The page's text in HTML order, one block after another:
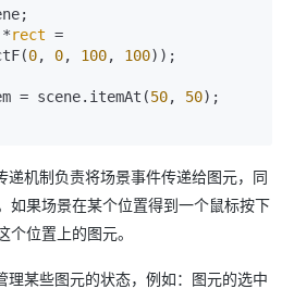
*rect =
0, 0, 100, 100));
= scene.itemAt(50, 50
机制负责将场景事件传递给图元，同
如果场景在某个位置得到一个鼠标按下
位置上的图元。
某些图元的状态，例如：图元的选中